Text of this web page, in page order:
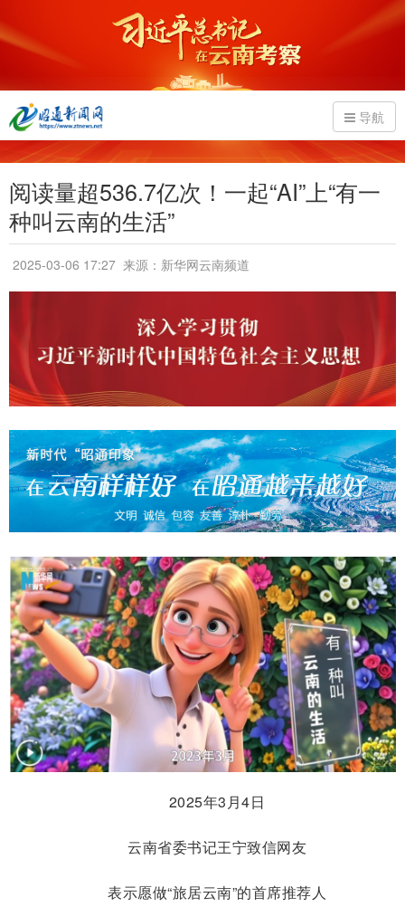
导航
阅读量超536.7亿次！一起“AI”上“有一
种叫云南的生活”
2025-03-06 17:27 来源：新华网云南频道
2025年3月4日
云南省委书记王宁致信网友
表示愿做“旅居云南”的首席推荐人